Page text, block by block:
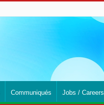
Communiqués Jobs / Careers